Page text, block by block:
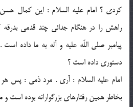
كردي ؟ امام عليه السلام : اين كمال
راهش را در هنگام جدائي چند قدمي
پيامبر صلي اللّه عليه و آله به ما داده
دستوري داده است ؟
امام عليه السلام : آري . مرد ذمي : پس
بخاطر همين رفتارهاي بزرگوارانه بوده است